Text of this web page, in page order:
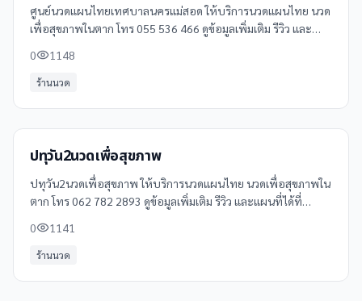
ศูนย์นวดแผนไทยเทศบาลนครแม่สอด ให้บริการนวดแผนไทย นวด
เพื่อสุขภาพในตาก โทร 055 536 466 ดูข้อมูลเพิ่มเติม รีวิว และ
0 1148
ร้านนวด
ปทุวัน2นวดเพื่อสุขภาพ
ปทุวัน2นวดเพื่อสุขภาพ ให้บริการนวดแผนไทย นวดเพื่อสุขภาพใน
ตาก โทร 062 782 2893 ดูข้อมูลเพิ่มเติม รีวิว และแผนที่ได้ที่
0 1141
ร้านนวด